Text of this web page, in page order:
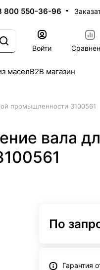
800 550-36-96
Войти
маселB2B магазин
промышленности 3100561
вала
По
Гарантия